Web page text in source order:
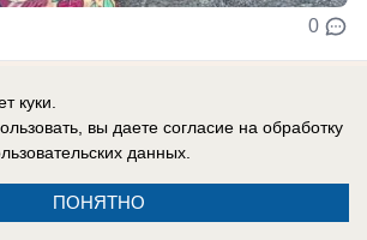
0
стульях: премьер
от проведения
о вступлении в ЕС
куки.
вы даете согласие на обработку
данных.
ПОНЯТНО